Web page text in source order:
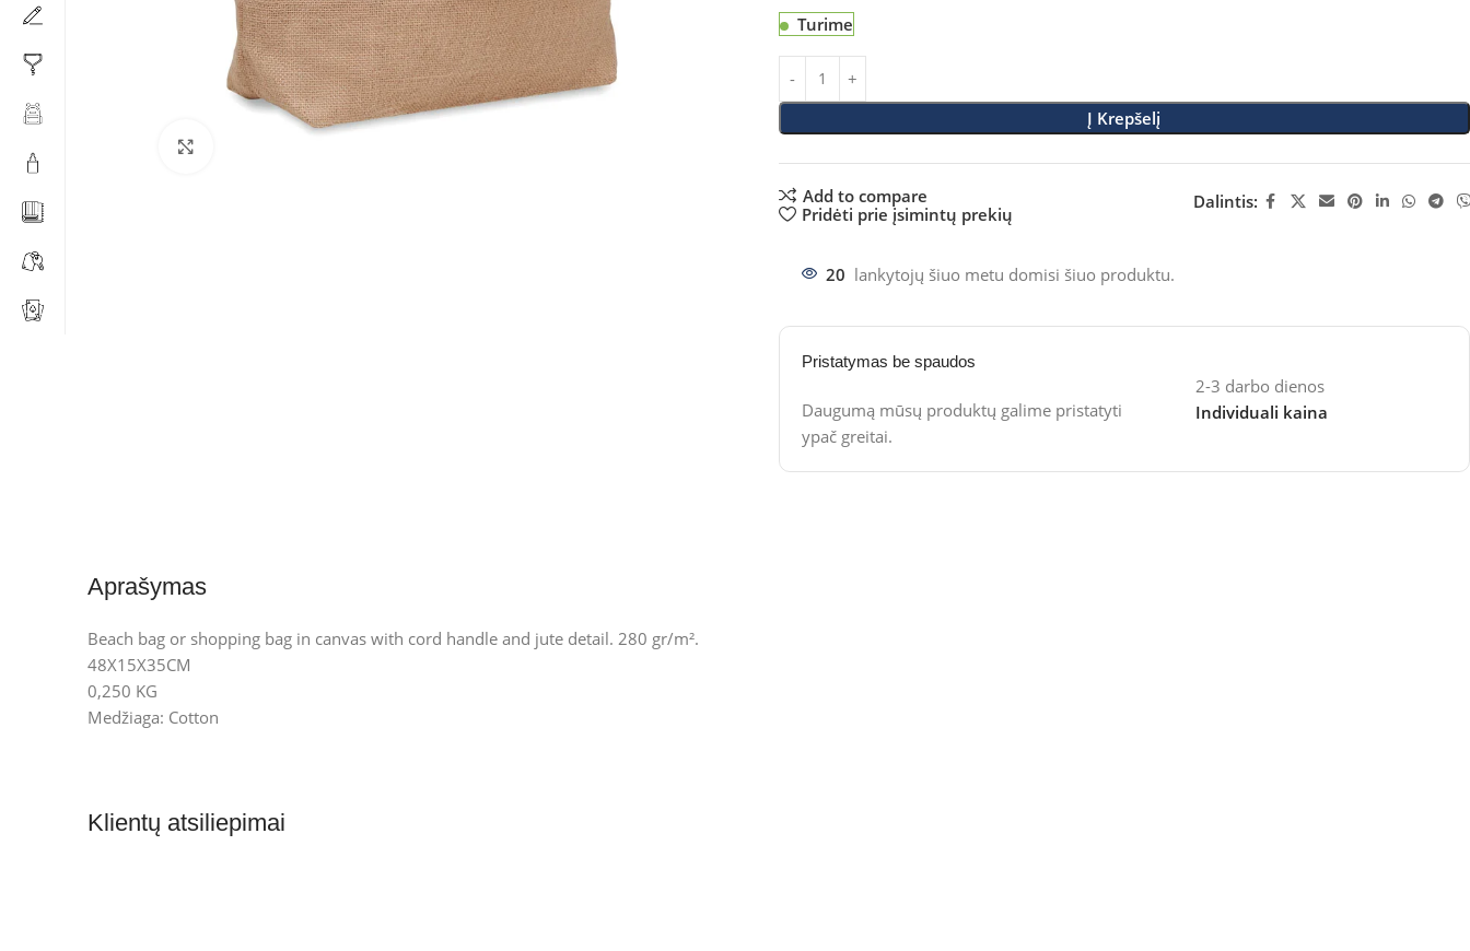
Turime
Į Krepšelį
Add to compare
Pridėti prie įsimintų prekių
Dalintis:
20 lankytojų šiuo metu domisi šiuo produktu.
Pristatymas be spaudos
Daugumą mūsų produktų galime pristatyti
ypač greitai.
2-3 darbo dienos
Individuali kaina
Aprašymas
Beach bag or shopping bag in canvas with cord handle and jute detail. 280 gr/m².
48X15X35CM
0,250 KG
Medžiaga: Cotton
Klientų atsiliepimai